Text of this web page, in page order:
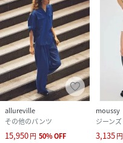
allureville
その他のパンツ
15,950円 50%OFF
moussy
ジーン
3,135円